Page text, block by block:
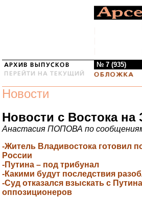
№ 7 (935)
Новости
Новости с Востока на
Анастасия ПОПОВА по
-Житель Владивостока готовил
России
-Путина – под трибунал
-Какими будут последствия
-Суд отказался взыскать с
оппозиционеров